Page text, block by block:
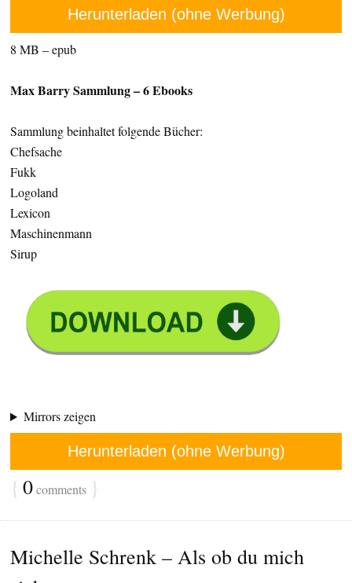
Herunterladen (ohne Werbung)
8 MB – epub
Max Barry Sammlung – 6 Ebooks
Sammlung beinhaltet folgende Bücher:
Chefsache
Fukk
Logoland
Lexicon
Maschinenmann
Sirup
Mirrors zeigen
Herunterladen (ohne Werbung)
{ 0comments }
Michelle Schrenk – Als ob du mich